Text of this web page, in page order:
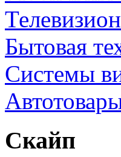
Бытовая
Cистемы
Скайп